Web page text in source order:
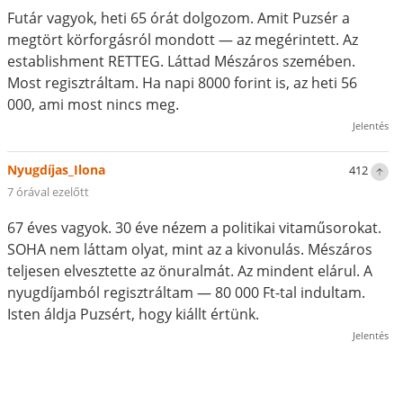
Futár vagyok, heti 65 órát dolgozom. Amit Puzsér a
megtört körforgásról mondott — az megérintett. Az
establishment RETTEG. Láttad Mészáros szemében.
Most regisztráltam. Ha napi 8000 forint is, az heti 56
000, ami most nincs meg.
Jelentés
412
Nyugdíjas_Ilona
7 órával ezelőtt
67 éves vagyok. 30 éve nézem a politikai vitaműsorokat.
SOHA nem láttam olyat, mint az a kivonulás. Mészáros
teljesen elvesztette az önuralmát. Az mindent elárul. A
nyugdíjamból regisztráltam — 80 000 Ft-tal indultam.
Isten áldja Puzsért, hogy kiállt értünk.
Jelentés